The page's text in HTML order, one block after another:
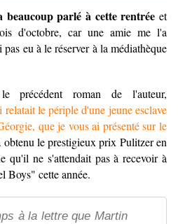
parlé à cette rentrée et
d'octobre, car une amie me l'a
eu à le réserver à la médiathèque
précédent roman de l'auteur,
le périple d'une jeune esclave
que je vous ai présenté sur le
le prestigieux prix Pulitzer en
qu'il ne s'attendait pas à recevoir à
Boys" cette année.
à la lettre que Martin